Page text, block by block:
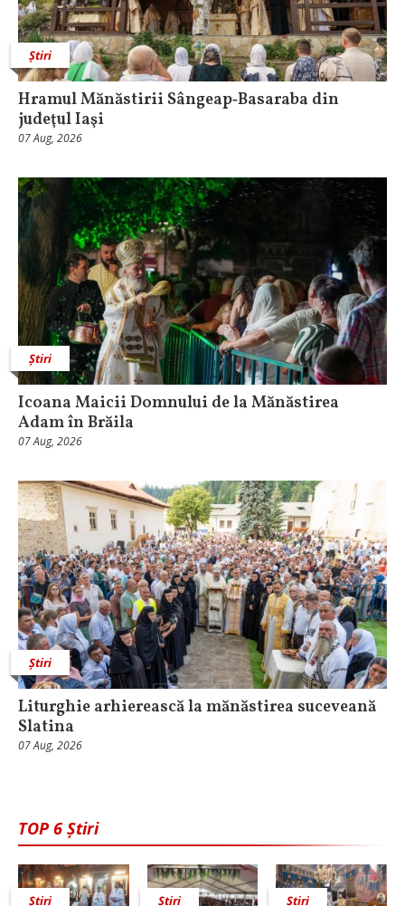
Știri
Hramul Mănăstirii Sângeap‑Basaraba din
judeţul Iaşi
07 Aug, 2026
Știri
Icoana Maicii Domnului de la Mănăstirea
Adam în Brăila
07 Aug, 2026
Știri
Liturghie arhierească la mănăstirea suceveană
Slatina
07 Aug, 2026
TOP 6 Știri
Știri Știri Știri